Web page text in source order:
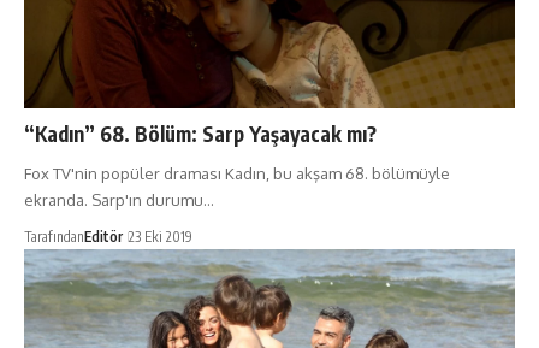
“Kadın” 68. Bölüm: Sarp Yaşayacak mı?
Fox TV'nin popüler draması Kadın, bu akşam 68. bölümüyle
ekranda. Sarp'ın durumu…
TarafındanEditör 23 Eki 2019